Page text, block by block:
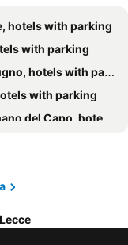
hotels with parking
with parking
hotels with parking
with parking
Capo, hotels with parking
with parking
hotels with parking